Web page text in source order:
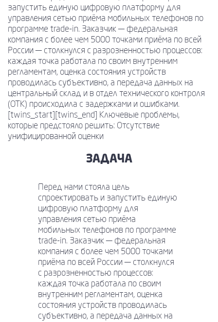
запустить единую цифровую платформу для
управления сетью приёма мобильных телефонов по
программе trade-in. Заказчик — федеральная
компания с более чем 5000 точками приёма по всей
России — столкнулся с разрозненностью процессов:
каждая точка работала по своим внутренним
регламентам, оценка состояния устройств
проводилась субъективно, а передача данных на
центральный склад и в отдел технического контроля
(ОТК) происходила с задержками и ошибками.
[twins_start][twins_end] Ключевые проблемы,
которые предстояло решить: Отсутствие
унифицированной оценки
ЗАДАЧА
Перед нами стояла цель
спроектировать и запустить единую
цифровую платформу для
управления сетью приёма
мобильных телефонов по программе
trade-in. Заказчик — федеральная
компания с более чем 5000 точками
приёма по всей России — столкнулся
с разрозненностью процессов:
каждая точка работала по своим
внутренним регламентам, оценка
состояния устройств проводилась
субъективно, а передача данных на